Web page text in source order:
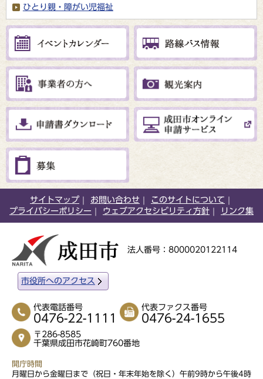
ひとり親・障がい児福祉
サイトマップ お問い合わせ
このサイトについて
プライバシーポリシー
ウェブアクセシビリティ方針 リンク集
法人番号：8000020122114
市役所へのアクセス
代表電話番号
0476-22-1111
代表ファクス番号
0476-24-1655
〒286-8585
千葉県成田市花崎町760番地
開庁時間
月曜日から金曜日まで（祝日・年末年始を除く）午前9時から午後4時